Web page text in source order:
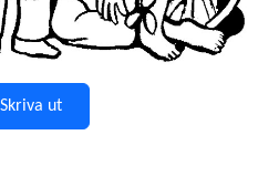
Skriva ut